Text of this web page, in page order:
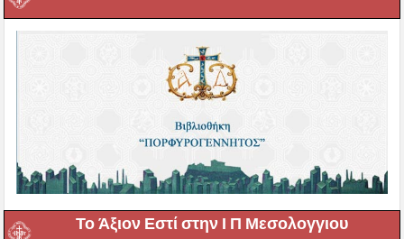
Το Άξιον Εστί στην Ι Π Μεσολογγιου